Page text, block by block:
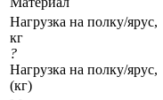
Нагрузка на полку/ярус,
кг
?
Нагрузка на полку/ярус,
(кг)